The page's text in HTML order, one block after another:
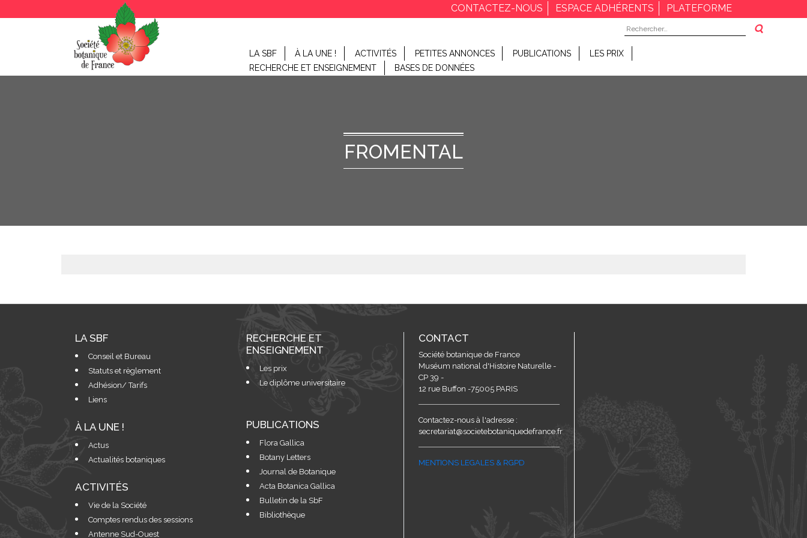
CONTACTEZ-NOUS ESPACE ADHÉRENTS
PLATEFORME
Rechercher :
LA SBF À LA UNE ! ACTIVITÉS PETITES ANNONCES PUBLICATIONS
LES PRIX
RECHERCHE ET ENSEIGNEMENT
BASES DE DONNÉES
FROMENTAL
LA SBF
Conseil et Bureau
Statuts et règlement
Adhésion/ Tarifs
Liens
À LA UNE !
Actus
Actualités botaniques
ACTIVITÉS
Vie de la Société
Comptes rendus des sessions
Antenne Sud-Ouest
RECHERCHE ET
ENSEIGNEMENT
Les prix
Le diplôme universitaire
PUBLICATIONS
Flora Gallica
Botany Letters
Journal de Botanique
Acta Botanica Gallica
Bulletin de la SbF
Bibliothèque
CONTACT
Société botanique de France
Muséum national d'Histoire Naturelle -
CP 39 -
12 rue Buffon -75005 PARIS
Contactez-nous à l'adresse :
secretariat@societebotaniquedefrance.fr
MENTIONS LEGALES & RGPD